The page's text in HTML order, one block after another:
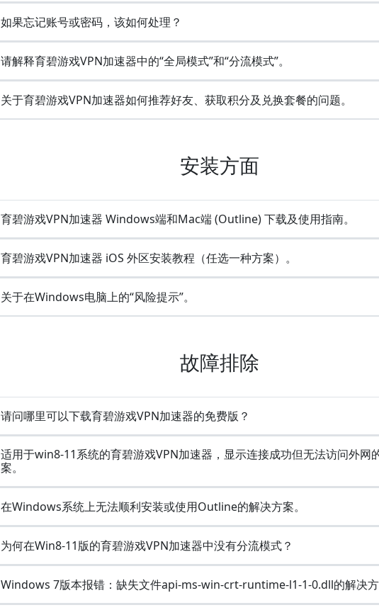
如果忘记账号或密码，该如何处理？
请解释育碧游戏VPN加速器中的“全局模式”和“分流模式”。
关于育碧游戏VPN加速器如何推荐好友、获取积分及兑换套餐的问题。
安装方面
育碧游戏VPN加速器 Windows端和Mac端 (Outline) 下载及使用指南。
育碧游戏VPN加速器 iOS 外区安装教程（任选一种方案）。
关于在Windows电脑上的“风险提示”。
故障排除
请问哪里可以下载育碧游戏VPN加速器的免费版？
适用于win8-11系统的育碧游戏VPN加速器，显示连接成功但无法访问外网
案。
在Windows系统上无法顺利安装或使用Outline的解决方案。
为何在Win8-11版的育碧游戏VPN加速器中没有分流模式？
Windows 7版本报错：缺失文件api-ms-win-crt-runtime-l1-1-0.dll的解决方